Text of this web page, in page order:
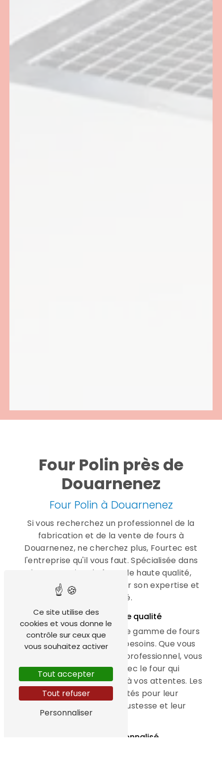
Four Polin près de
Douarnenez
Four Polin à Douarnenez
Si vous recherchez un professionnel de la
fabrication et de la vente de fours à
Douarnenez, ne cherchez plus, Fourtec est
l'entreprise qu'il vous faut. Spécialisée dans
la conception de fours de haute qualité,
Fourtec est reconnue pour son expertise et
sa fiabilité.
Des fours Polin de qualité
Fourtec propose une large gamme de fours
Polin adaptés à tous les besoins. Que vous
soyez un particulier ou un professionnel, vous
trouverez chez Fourtec le four qui
correspond parfaitement à vos attentes. Les
fours Polin sont réputés pour leur
performance, leur robustesse et leur
Un service personnalisé
Ce site utilise des
cookies et vous donne le
contrôle sur ceux que
vous souhaitez activer
Tout accepter
Tout refuser
Personnaliser